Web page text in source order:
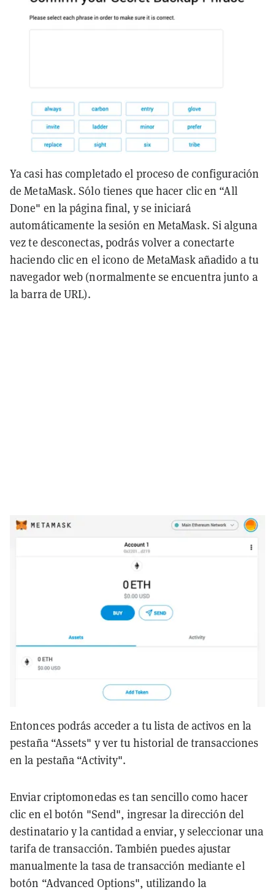
Ya casi has completado el proceso de configuración
de MetaMask. Sólo tienes que hacer clic en “All
Done" en la página final, y se iniciará
automáticamente la sesión en MetaMask. Si alguna
vez te desconectas, podrás volver a conectarte
haciendo clic en el icono de MetaMask añadido a tu
navegador web (normalmente se encuentra junto a
la barra de URL).
Entonces podrás acceder a tu lista de activos en la
pestaña “Assets" y ver tu historial de transacciones
en la pestaña “Activity".
Enviar criptomonedas es tan sencillo como hacer
clic en el botón "Send", ingresar la dirección del
destinatario y la cantidad a enviar, y seleccionar una
tarifa de transacción. También puedes ajustar
manualmente la tasa de transacción mediante el
botón “Advanced Options", utilizando la